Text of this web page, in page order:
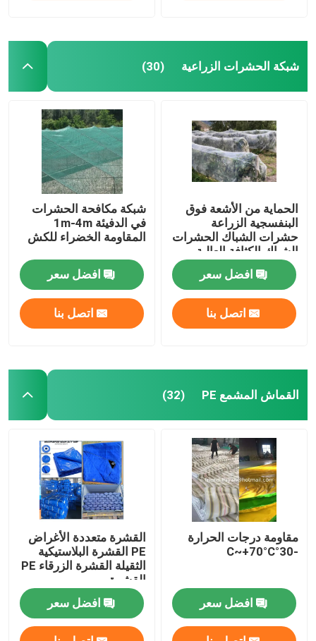
شبكة الحشرات الزراعية (30)
الحماية من الأشعة فوق
البنفسجية الزراعة
حشرات الشباك الحشرات
الشباك الكثافة العالية
الدفيئة حشرات الشباك
افضل سعر
اتصل بنا
شبكة مكافحة الحشرات
في الدفيئة 1m-4m
المقاومة الخضراء للكش
افضل سعر
اتصل بنا
القماش المشمع PE (32)
مقاومة درجات الحرارة
-30°C~+70°C
افضل سعر
القشرة متعددة الأغراض
PE القشرة البلاستيكية
الثقيلة القشرة الزرقاء PE
القشرة
افضل سعر